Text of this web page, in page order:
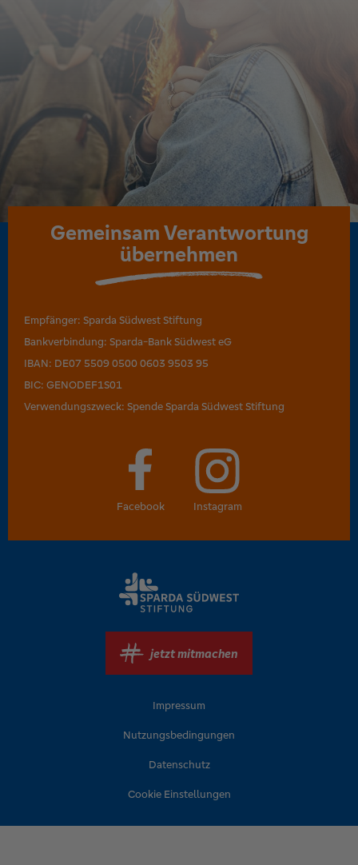
GemeinsamVerantwortung
übernehmen
Empfänger: Sparda Südwest Stiftung
Bankverbindung: Sparda-Bank Südwest eG
IBAN: DE07 5509 0500 0603 9503 95
BIC: GENODEF1S01
Verwendungszweck: Spende Sparda Südwest Stiftung
Facebook Instagram
jetzt mitmachen
Impressum
Nutzungsbedingungen
Datenschutz
Cookie Einstellungen